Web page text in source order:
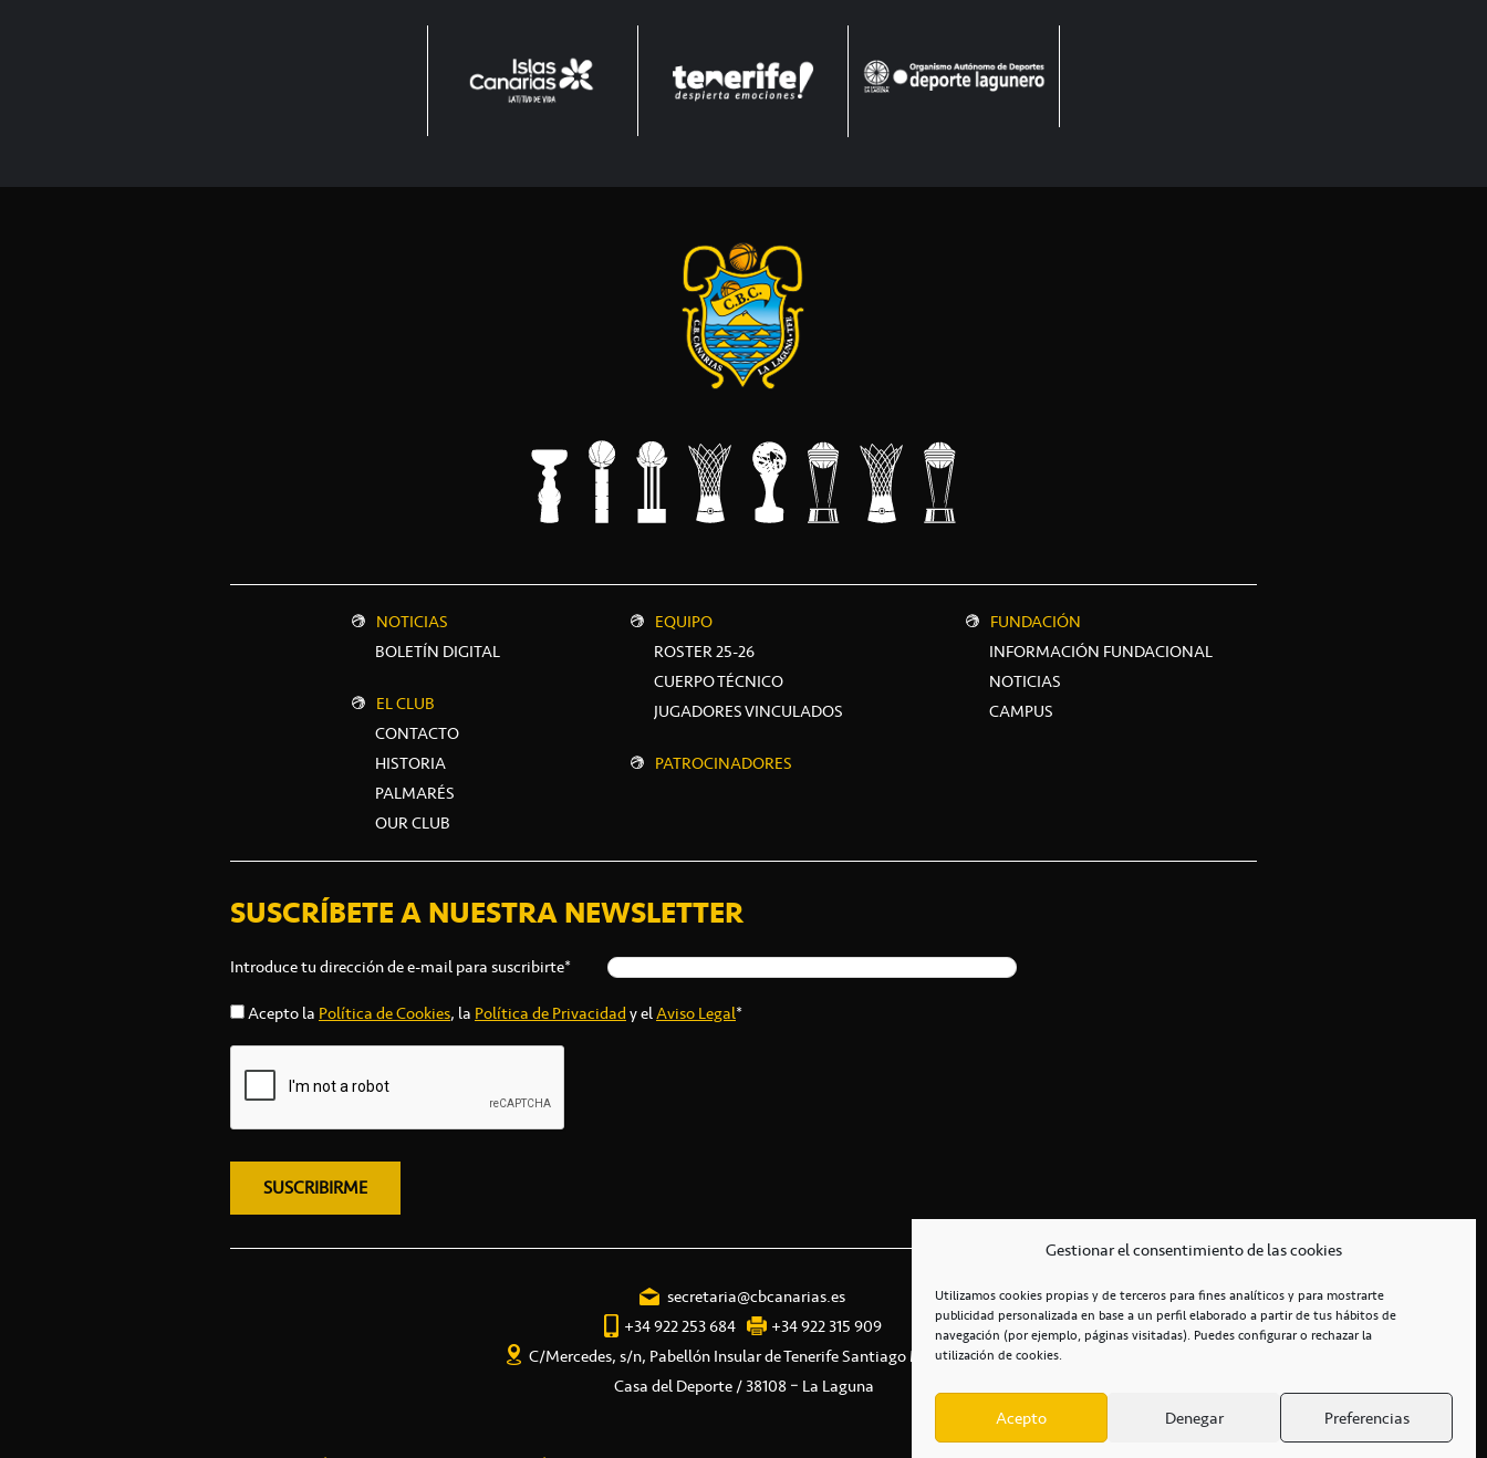
Gestionar el consentimiento de las cookies
Utilizamos cookies propias y de terceros para fines analíticos y para mostrarte
publicidad personalizada en base a un perfil elaborado a partir de tus hábitos de
navegación (por ejemplo, páginas visitadas). Puedes configurar o rechazar la
utilización de cookies.
Acepto Denegar Preferencias
NOTICIAS
BOLETÍN DIGITAL
EL CLUB
CONTACTO
HISTORIA
PALMARÉS
OUR CLUB
EQUIPO
ROSTER 25-26
CUERPO TÉCNICO
JUGADORES VINCULADOS
PATROCINADORES
FUNDACIÓN
INFORMACIÓN FUNDACIONAL
NOTICIAS
CAMPUS
SUSCRÍBETE A NUESTRA NEWSLETTER
Introduce tu dirección de e-mail para suscribirte*
Acepto la Política de Cookies, la Política de Privacidady elAviso Legal*
secretaria@cbcanarias.es
+34 922 253 684
+34 922 315 909
C/Mercedes, s/n, Pabellón Insular de Tenerife Santiago Martín
Casa del Deporte / 38108 – La Laguna